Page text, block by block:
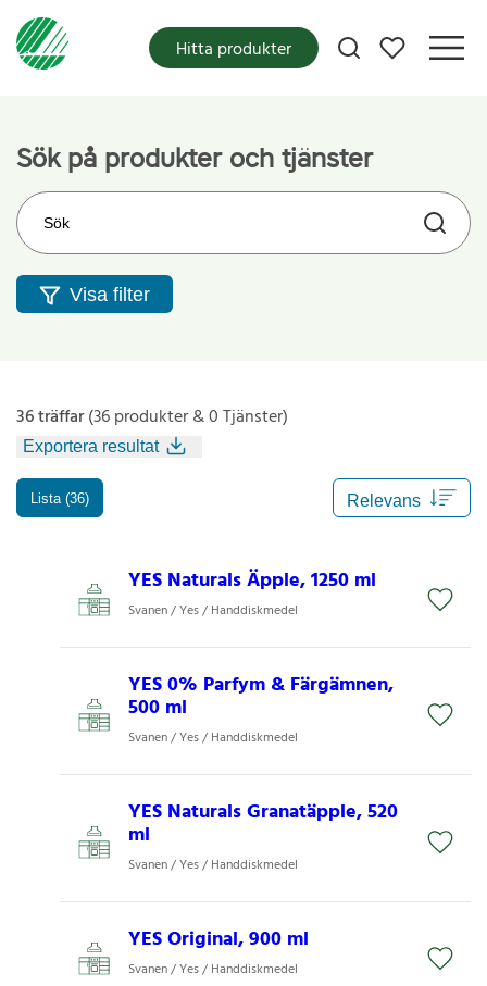
Mina favoriter
Hitta produkter
Sök på produkter och tjänster
Sök på webbplatsen
Visa filter
36 träffar(36 produkter & 0 Tjänster)
Exportera resultat
Lista (36)
YES Naturals Äpple, 1250 ml
Svanen / Yes / Handdiskmedel
YES 0% Parfym & Färgämnen,
500 ml
Svanen / Yes / Handdiskmedel
YES Naturals Granatäpple, 520
ml
Svanen / Yes / Handdiskmedel
YES Original, 900 ml
Svanen / Yes / Handdiskmedel